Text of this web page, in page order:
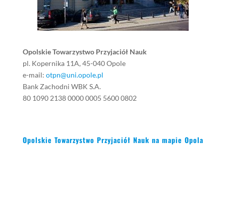
Opolskie Towarzystwo Przyjaciół Nauk
pl. Kopernika 11A, 45-040 Opole
e-mail: otpn@uni.opole.pl
Bank Zachodni WBK S.A.
80 1090 2138 0000 0005 5600 0802
Opolskie Towarzystwo Przyjaciół Nauk na mapie Opola